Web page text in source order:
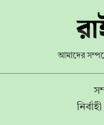
আমাদের